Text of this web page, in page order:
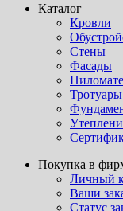
Каталог
Кровли
Стены
Фасады
Тротуары
Покупка в
Личный
Ваши
Статус